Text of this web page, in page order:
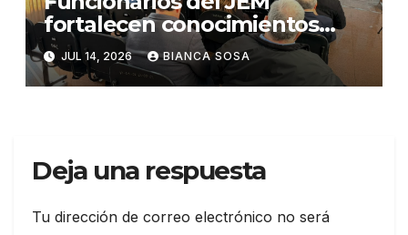
fortalecen conocimientos
sobre administración de
contratos públicos
JUL 14, 2026 BIANCA SOSA
Deja una respuesta
Tu dirección de correo electrónico no será